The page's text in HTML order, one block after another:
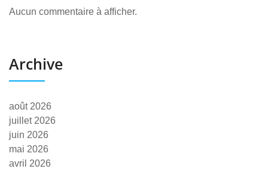
Aucun commentaire à afficher.
Archive
août 2026
juillet 2026
juin 2026
mai 2026
avril 2026